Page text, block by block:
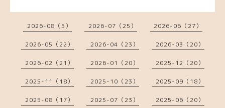
2026-08（5） 2026-07（25） 2026-06（27）
2026-05（22） 2026-04（23） 2026-03（20）
2026-02（21） 2026-01（20） 2025-12（20）
2025-11（18） 2025-10（23） 2025-09（18）
2025-08（17） 2025-07（23） 2025-06（20）